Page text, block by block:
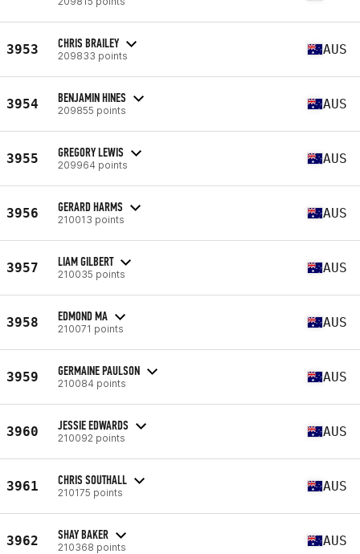
3953 CHRIS BRAILEY
209833 points AUS
3954 BENJAMIN HINES
209855 points AUS
3955 GREGORY LEWIS
209964 points AUS
3956 GERARD HARMS
210013 points AUS
3957 LIAM GILBERT
210035 points AUS
3958 EDMOND MA
210071 points AUS
3959 GERMAINE PAULSON
210084 points AUS
3960 JESSIE EDWARDS
210092 points AUS
3961 CHRIS SOUTHALL
210175 points AUS
3962 SHAY BAKER
210368 points AUS